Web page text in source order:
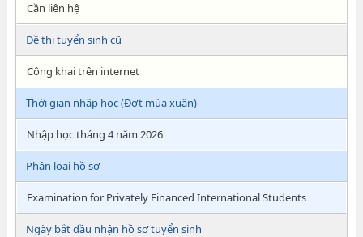
Cần liên hệ
Đề thi tuyển sinh cũ
Công khai trên internet
Thời gian nhập học (Đợt mùa xuân)
Nhập học tháng 4 năm 2026
Phân loại hồ sơ
Examination for Privately Financed International Students
Ngày bắt đầu nhận hồ sơ tuyển sinh